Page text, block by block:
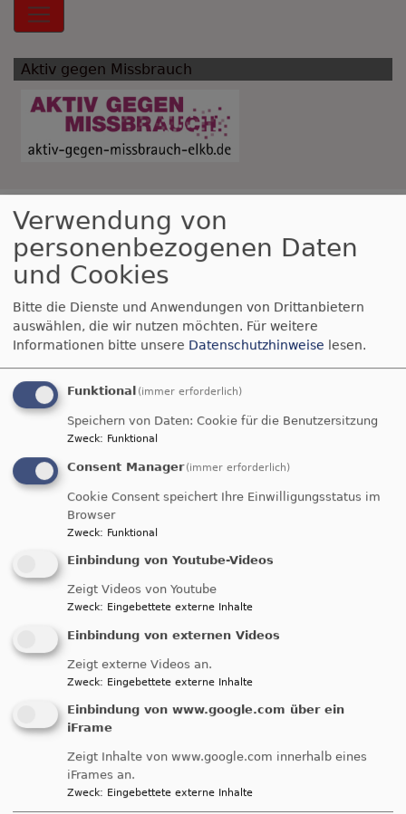
Hauptnavigation
Aktiv gegen Missbrauch
Breadcrumb
Startseite Friedenskirchen
Friedenskirchen
Karte
+
Verwendung von
personenbezogenen Daten
und Cookies
Bitte die Dienste und Anwendungen von Drittanbietern
auswählen, die wir nutzen möchten. Für weitere
Informationen bitte unsere Datenschutzhinweise lesen.
Funktional (immer erforderlich)
Speichern von Daten: Cookie für die Benutzersitzung
Zweck: Funktional
Consent Manager (immer erforderlich)
Cookie Consent speichert Ihre Einwilligungsstatus im
Browser
Zweck: Funktional
Einbindung von Youtube-Videos
Zeigt Videos von Youtube
Zweck: Eingebettete externe Inhalte
Einbindung von externen Videos
Zeigt externe Videos an.
Zweck: Eingebettete externe Inhalte
Einbindung von www.google.com über ein
iFrame
Zeigt Inhalte von www.google.com innerhalb eines
iFrames an.
Zweck: Eingebettete externe Inhalte